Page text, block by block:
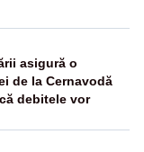
asigură o
de la Cernavodă
debitele vor